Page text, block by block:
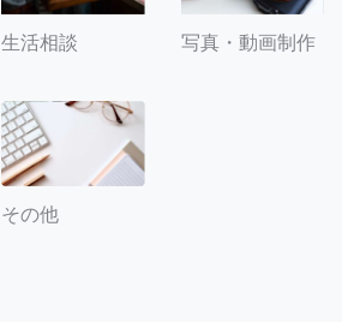
生活相談 写真・動画制作
その他